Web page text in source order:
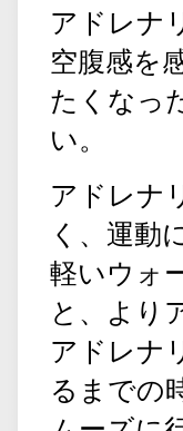
アドレナ
空腹感を
たくなっ
い。
アドレナ
く、運動
軽いウォ
と、より
アドレナ
るまでの